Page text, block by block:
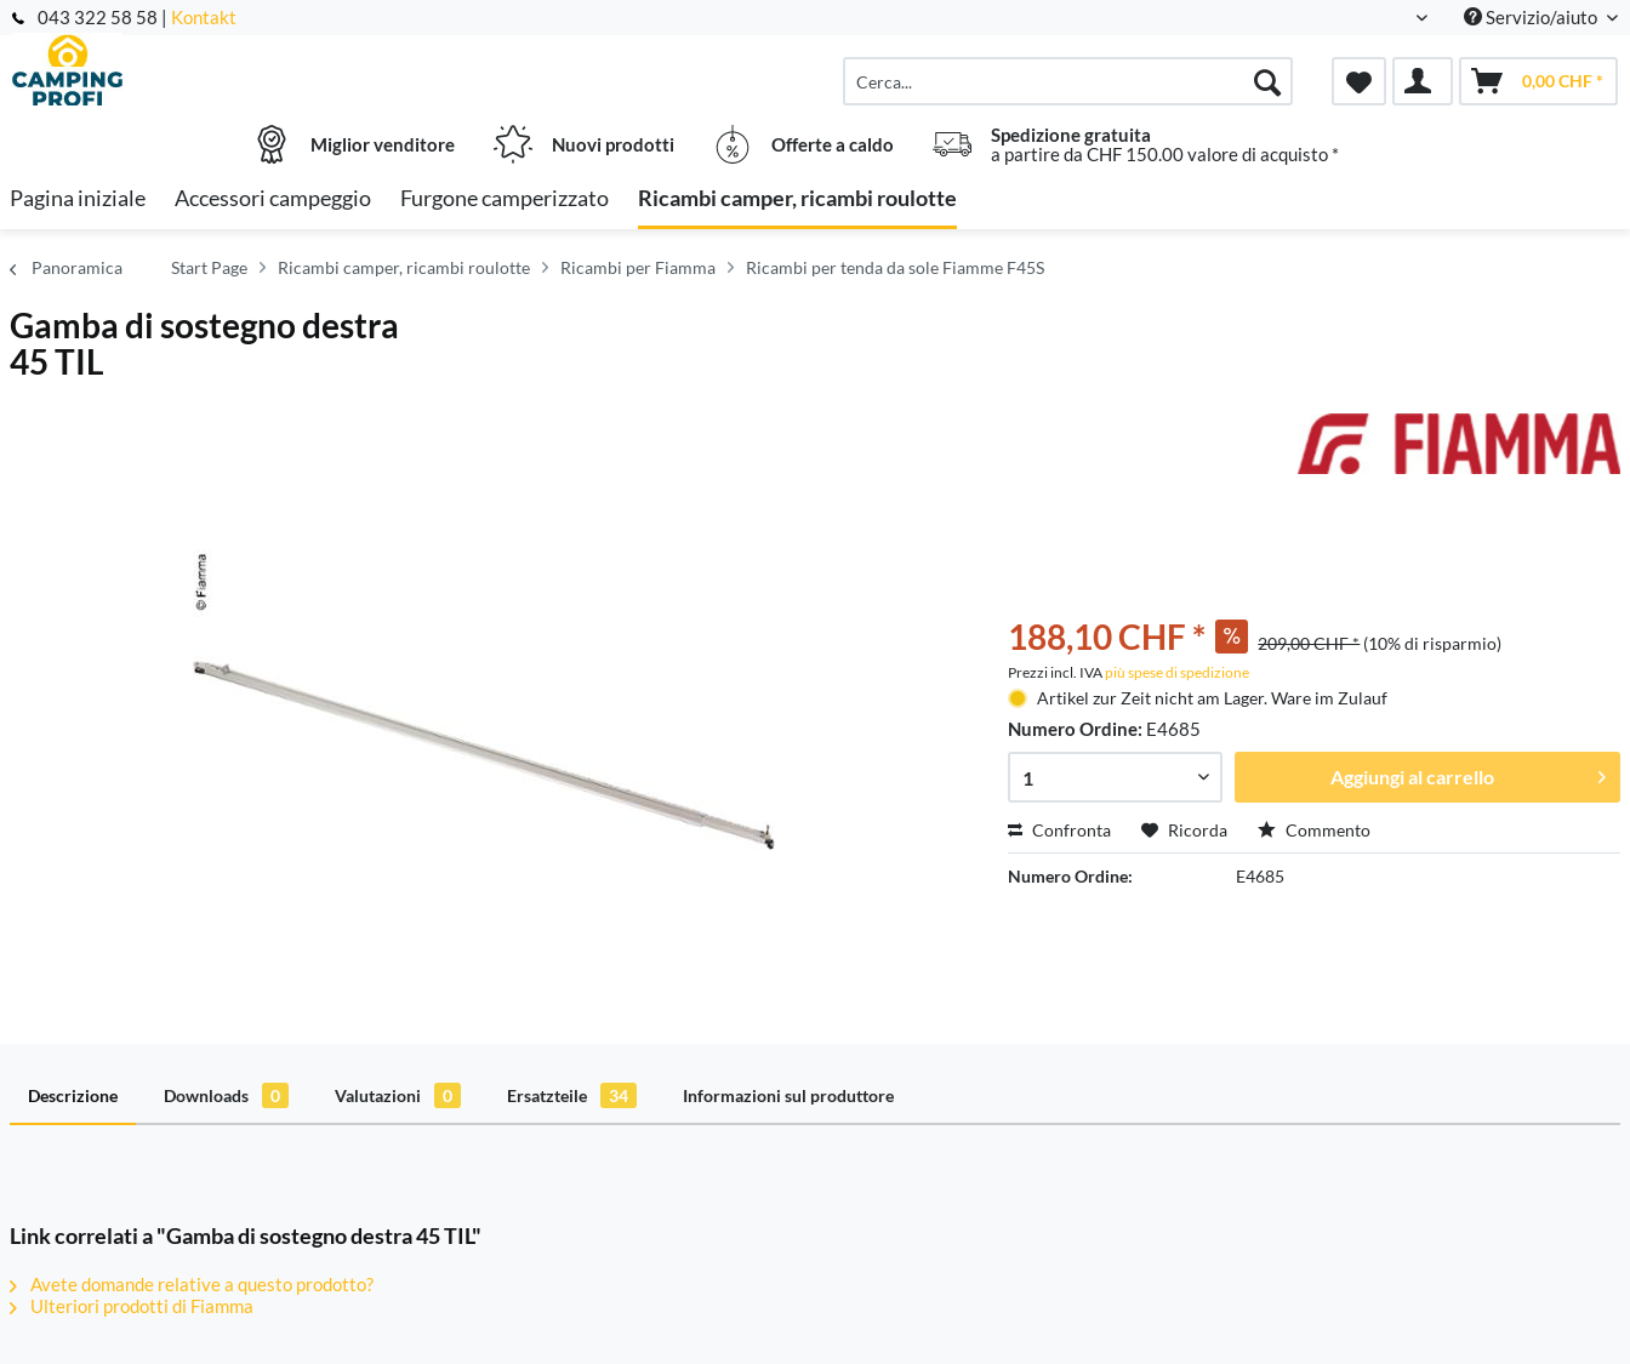
043 322 58 58 | Kontakt ItalienischServizio/aiuto
0,00 CHF *
Miglior venditore Nuovi prodotti Offerte a caldo
Spedizione gratuita
a partire da CHF 150.00 valore di acquisto *
Pagina iniziale Accessori campeggio Furgone camperizzato Ricambi camper, ricambi roulotte
Panoramica Start Page Ricambi camper, ricambi roulotte Ricambi per Fiamma Ricambi per tenda da sole Fiamme F45S
Gamba di sostegno destra
45 TIL
188,10 CHF * 209,00 CHF * (10% di risparmio)
Prezzi incl. IVApiù spese di spedizione
Artikel zur Zeit nicht am Lager. Ware im Zulauf
Numero Ordine: E4685
Aggiungi al carrello
Confronta Ricorda Commento
Numero Ordine: E4685
Descrizione Downloads 0 Valutazioni 0 Ersatzteile 34 Informazioni sul produttore
Link correlati a "Gamba di sostegno destra 45 TIL"
Avete domande relative a questo prodotto?
Ulteriori prodotti di Fiamma